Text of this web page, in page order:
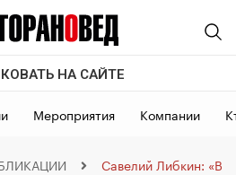
НА САЙТЕ
Мероприятия Компании
Савелий Либкин: «В